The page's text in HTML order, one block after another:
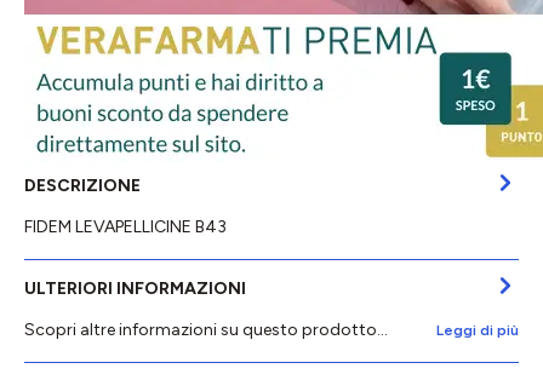
DESCRIZIONE
FIDEM LEVAPELLICINE B43
ULTERIORI INFORMAZIONI
Scopri altre informazioni su questo prodotto...
Leggi di più